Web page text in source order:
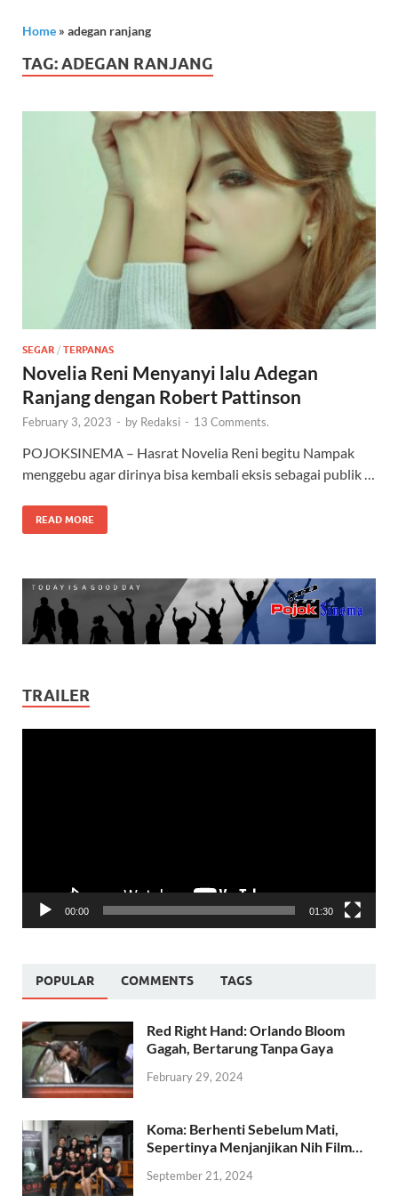
Home » adegan ranjang
TAG:ADEGAN RANJANG
SEGAR / TERPANAS
Novelia Reni Menyanyi lalu Adegan
Ranjang dengan Robert Pattinson
February 3, 2023 - by Redaksi - 13 Comments.
POJOKSINEMA – Hasrat Novelia Reni begitu Nampak
menggebu agar dirinya bisa kembali eksis sebagai publik …
READ MORE
TRAILER
00:00 01:30
POPULAR COMMENTS TAGS
Red Right Hand: Orlando Bloom
Gagah, Bertarung Tanpa Gaya
February 29, 2024
Koma: Berhenti Sebelum Mati,
Sepertinya Menjanjikan Nih Film…
September 21, 2024